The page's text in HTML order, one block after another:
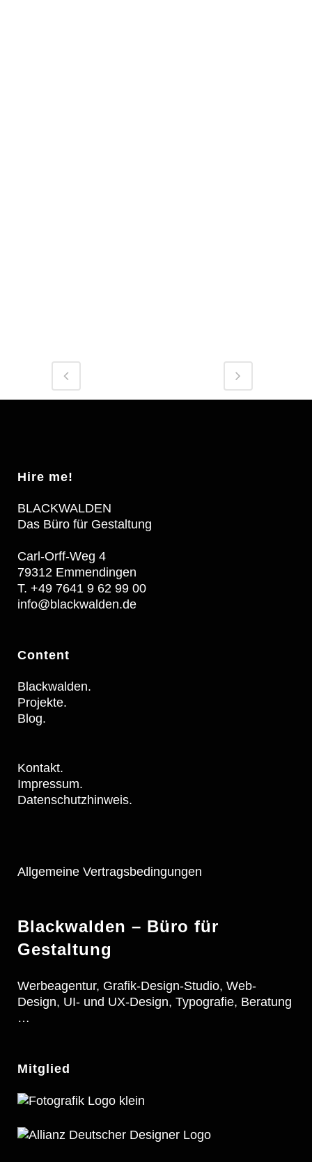
Hire me!
BLACKWALDEN
Das Büro für Gestaltung
Carl-Orff-Weg 4
79312 Emmendingen
T. +49 7641 9 62 99 00
info@blackwalden.de
Content
Blackwalden.
Projekte.
Blog.
Kontakt.
Impressum.
Datenschutzhinweis.
Allgemeine Vertragsbedingungen
Blackwalden – Büro für
Gestaltung
Werbeagentur, Grafik-Design-Studio, Web-
Design, UI- und UX-Design, Typografie, Beratung
…
Mitglied